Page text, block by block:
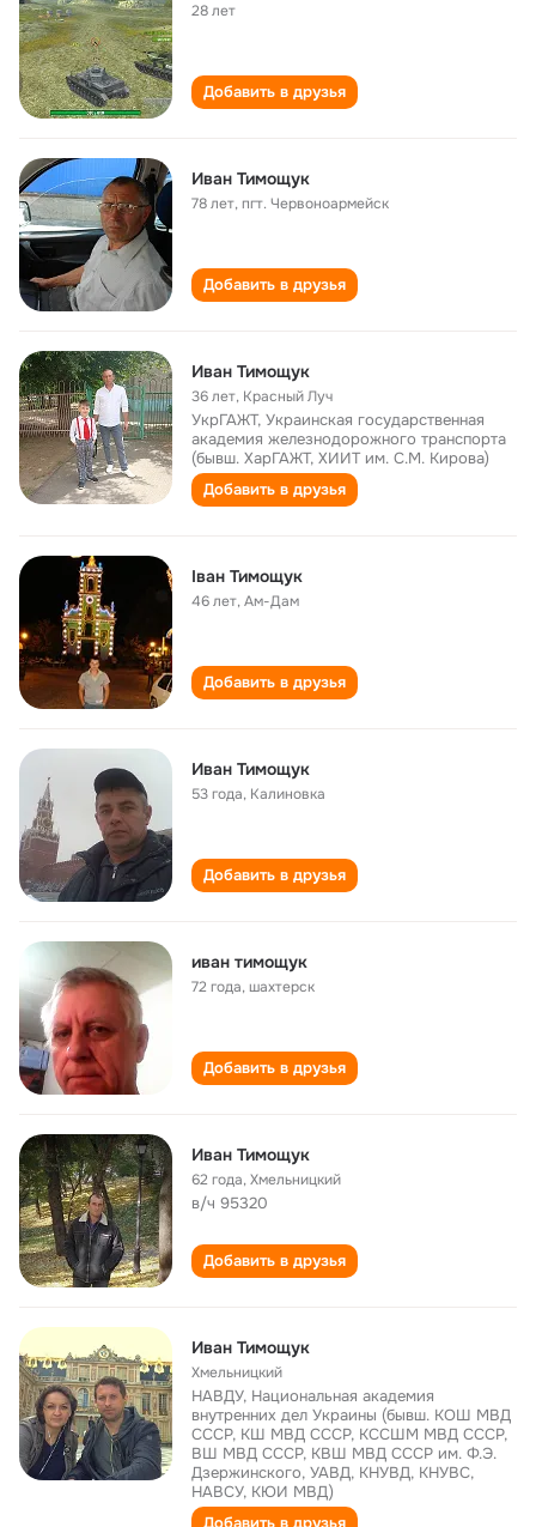
28 лет
Добавить в друзья
Иван Тимощук
78 лет,пгт. Червоноармейск
Добавить в друзья
Иван Тимощук
36 лет, Красный Луч
УкрГАЖТ, Украинская государственная
академия железнодорожного транспорта
(бывш. ХарГАЖТ, ХИИТ им. С.М. Кирова)
Добавить в друзья
Іван Тимощук
46 лет,Ам-Дам
Добавить в друзья
Иван Тимощук
53 года, Калиновка
Добавить в друзья
иван тимощук
72 года,шахтерск
Добавить в друзья
Иван Тимощук
62 года,Хмельницкий
в/ч 95320
Добавить в друзья
Иван Тимощук
Хмельницкий
НАВДУ, Национальная академия
внутренних дел Украины (бывш. КОШ МВД
СССР, КШ МВД СССР, КССШМ МВД СССР,
ВШ МВД СССР, КВШ МВД СССР им. Ф.Э.
Дзержинского, УАВД, КНУВД, КНУВС,
НАВСУ, КЮИ МВД)
Добавить в друзья